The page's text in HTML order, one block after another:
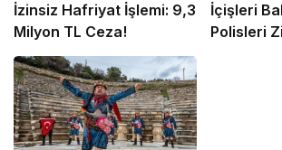
İzinsiz Hafriyat İşlemi: 9,3
Milyon TL Ceza!
İçişleri
Polisleri